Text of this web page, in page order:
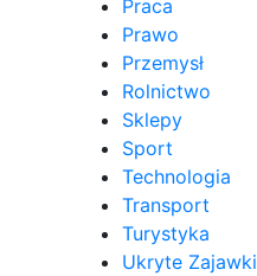
Praca
Prawo
Przemysł
Rolnictwo
Sklepy
Sport
Technologia
Transport
Turystyka
Ukryte Zajawki